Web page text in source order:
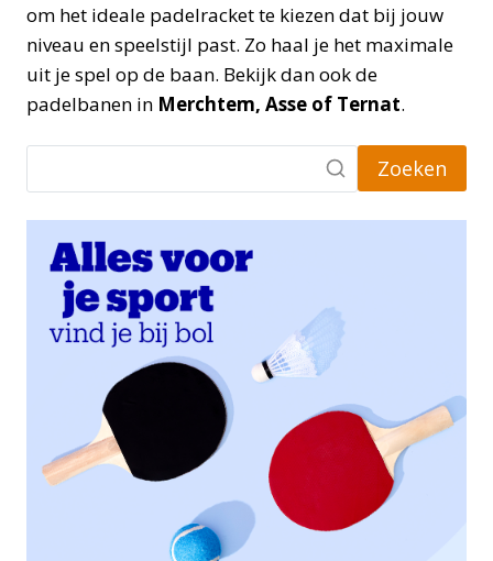
om het ideale padelracket te kiezen dat bij jouw
niveau en speelstijl past. Zo haal je het maximale
uit je spel op de baan. Bekijk dan ook de
padelbanen in Merchtem, Asse of Ternat.
Zoeken